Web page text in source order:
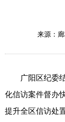
来源：
广阳区纪委结
化信访案件督办
提升全区信访处